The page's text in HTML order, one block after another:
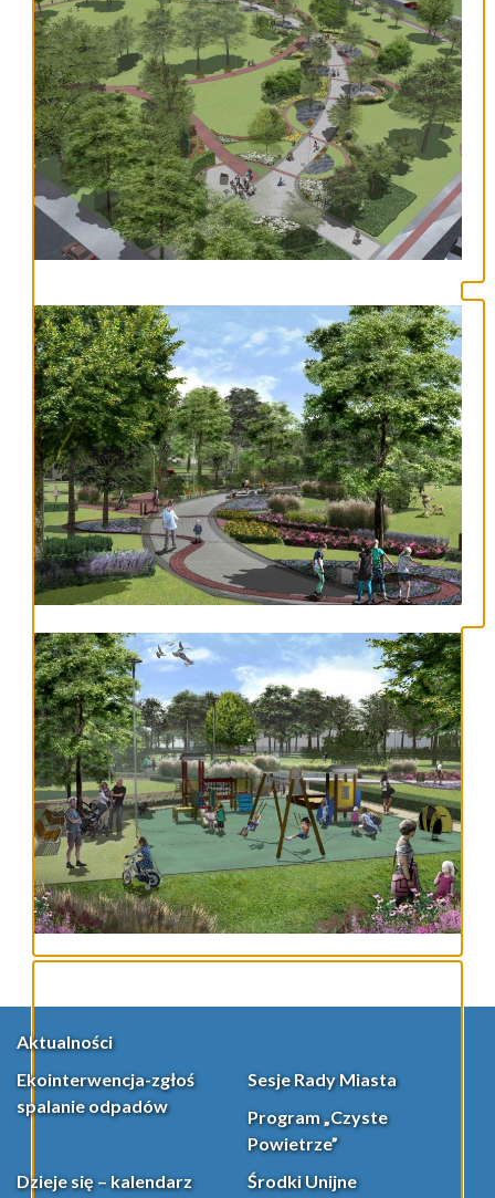
Aktualności
Ekointerwencja-zgłoś
spalanie odpadów
Sesje Rady Miasta
Program „Czyste
Powietrze”
Dzieje się – kalendarz
Środki Unijne